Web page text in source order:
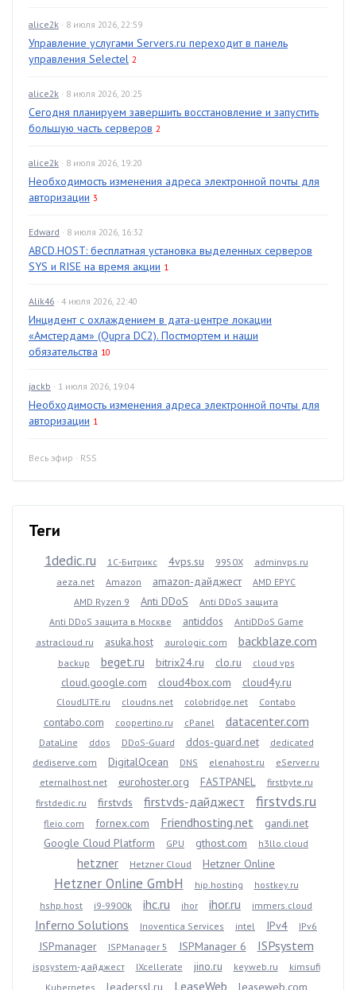
alice2k · 8 июля 2026, 22:59
Управление услугами Servers.ru переходит в панель
управления Selectel 2
alice2k · 8 июля 2026, 20:25
Сегодня планируем завершить восстановление и запустить
большую часть серверов 2
alice2k · 8 июля 2026, 19:20
Необходимость изменения адреса электронной почты для
авторизации 3
Edward · 8 июля 2026, 16:32
ABCD.HOST: бесплатная установка выделенных серверов
SYS и RISE на время акции 1
Alik46 · 4 июля 2026, 22:40
Инцидент с охлаждением в дата-центре локации
«Амстердам» (Qupra DC2). Постмортем и наши
обязательства 10
jackb · 1 июля 2026, 19:04
Необходимость изменения адреса электронной почты для
авторизации 1
Весь эфир · RSS
Теги
1dedic.ru 1С-Битрикс 4vps.su 9950X
adminvps.ru
aeza.net
Amazon amazon-дайджест
AMD EPYC
AMD Ryzen 9
Anti DDoS
Anti DDoS защита
Anti DDoS защита в Москве
antiddos
AntiDDoS Game
astracloud.ru
asuka.host aurologic.com backblaze.com
backup beget.ru bitrix24.ru clo.ru cloud vps
cloud.google.com cloud4box.com cloud4y.ru
CloudLITE.ru cloudns.net colobridge.net Contabo
contabo.com coopertino.ru cPanel datacenter.com
DataLine ddos DDoS-Guard ddos-guard.net
dedicated
dediserve.com
DigitalOcean DNS elenahost.ru
eServer.ru
eternalhost.net
eurohoster.org FASTPANEL
firstbyte.ru
firstdedic.ru
firstvds firstvds-дайджест firstvds.ru
fleio.com fornex.com Friendhosting.net
gandi.net
Google Cloud Platform
GPU gthost.com h3llo.cloud
hetzner Hetzner Cloud Hetzner Online
Hetzner Online GmbH hip.hosting
hostkey.ru
hshp.host
i9-9900k ihc.ru ihor ihor.ru immers.cloud
Inferno Solutions Inoventica Services intel IPv4 IPv6
ISPmanager ISPManager 5 ISPManager 6 ISPsystem
ispsystem-дайджест IXcellerate jino.ru keyweb.ru
kimsufi
Kubernetes
leaderssl.ru LeaseWeb leaseweb.com